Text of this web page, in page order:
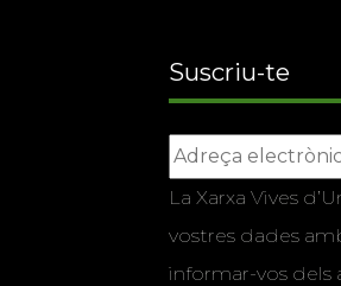
Suscriu-te
La Xarxa Vives
vostres dades
informar-vos dels